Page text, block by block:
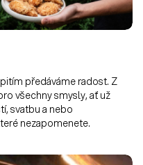
předáváme radost. Z
všechny smysly, ať už
svatbu a nebo
nezapomenete.